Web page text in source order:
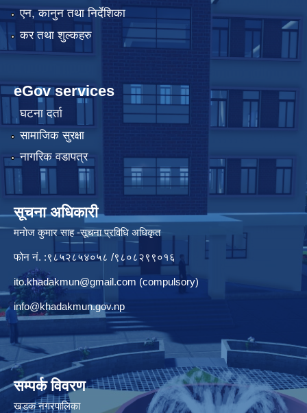
एन, कानुन तथा निर्देशिका
कर तथा शुल्कहरु
eGov services
घटना दर्ता
सामाजिक सुरक्षा
नागरिक वडापत्र
सूचना अधिकारी
मनाेज कुमार साह -सूचना प्रविधि अधिकृत
फोन नं. :९८५२८५४०५८ /९८०८२९९०१६
ito.khadakmun@gmail.com (compulsory)
info@khadakmun.gov.np
सम्पर्क विवरण
खडक नगरपालिका